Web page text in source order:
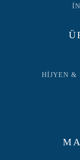
HİJYEN &